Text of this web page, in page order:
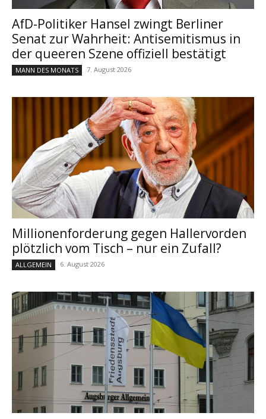
AfD-Politiker Hansel zwingt Berliner
Senat zur Wahrheit: Antisemitismus in
der queeren Szene offiziell bestätigt
MANN DES MONATS 7. August 2026
Millionenforderung gegen Hallervorden
plötzlich vom Tisch – nur ein Zufall?
ALLGEMEIN 6. August 2026